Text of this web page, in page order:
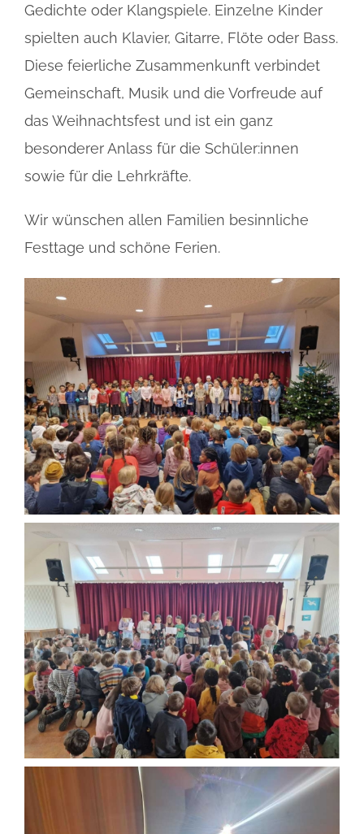
Gedichte oder Klangspiele. Einzelne Kinder
spielten auch Klavier, Gitarre, Flöte oder Bass.
Diese feierliche Zusammenkunft verbindet
Gemeinschaft, Musik und die Vorfreude auf
das Weihnachtsfest und ist ein ganz
besonderer Anlass für die Schüler:innen
sowie für die Lehrkräfte.
Wir wünschen allen Familien besinnliche
Festtage und schöne Ferien.